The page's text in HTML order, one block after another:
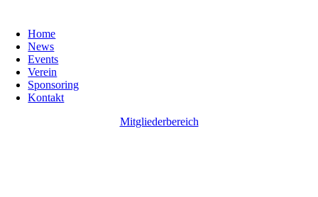
Home
News
Events
Verein
Sponsoring
Kontakt
Mitgliederbereich